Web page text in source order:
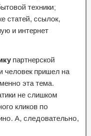
техники;
статей, ссылок,
и интернет
партнерской
человек пришел на
эта тема.
не слишком
кликов по
А, следовательно,